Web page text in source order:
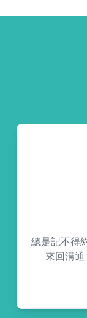
總是記不得
來回溝通